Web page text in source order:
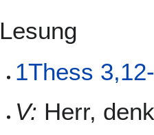
Lesung
1Thess
V: Herr,